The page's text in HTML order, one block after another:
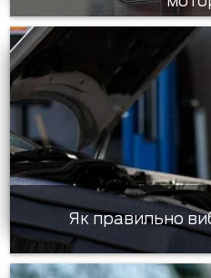
Як правильно